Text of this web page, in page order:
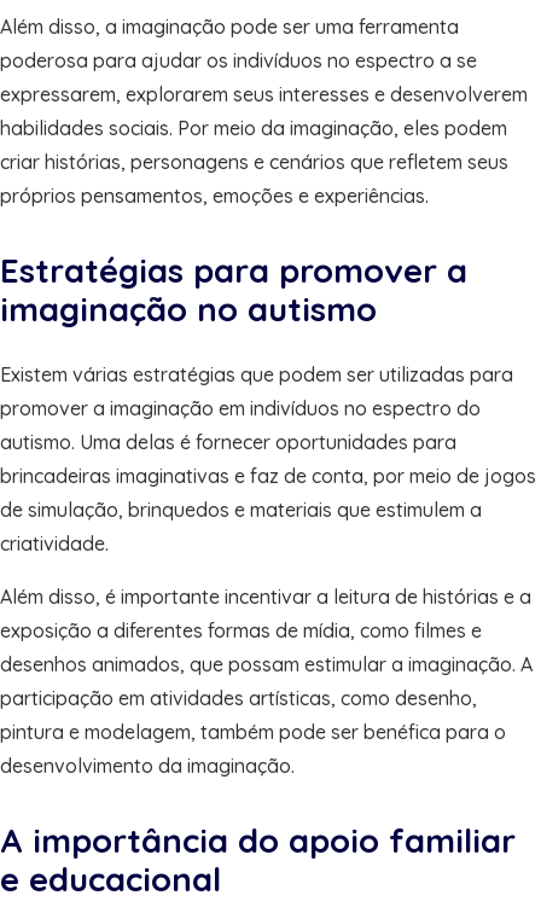
Além disso, a imaginação pode ser uma ferramenta
poderosa para ajudar os indivíduos no espectro a se
expressarem, explorarem seus interesses e desenvolverem
habilidades sociais. Por meio da imaginação, eles podem
criar histórias, personagens e cenários que refletem seus
próprios pensamentos, emoções e experiências.
Estratégias para promover a
imaginação no autismo
Existem várias estratégias que podem ser utilizadas para
promover a imaginação em indivíduos no espectro do
autismo. Uma delas é fornecer oportunidades para
brincadeiras imaginativas e faz de conta, por meio de jogos
de simulação, brinquedos e materiais que estimulem a
criatividade.
Além disso, é importante incentivar a leitura de histórias e a
exposição a diferentes formas de mídia, como filmes e
desenhos animados, que possam estimular a imaginação. A
participação em atividades artísticas, como desenho,
pintura e modelagem, também pode ser benéfica para o
desenvolvimento da imaginação.
A importância do apoio familiar
e educacional